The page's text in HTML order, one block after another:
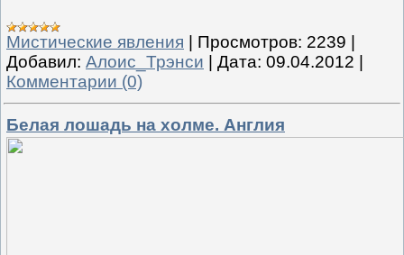
Мистические явления | Просмотров: 2239 |
Добавил: Алоис_Трэнси | Дата: 09.04.2012 |
Комментарии (0)
Белая лошадь на холме. Англия